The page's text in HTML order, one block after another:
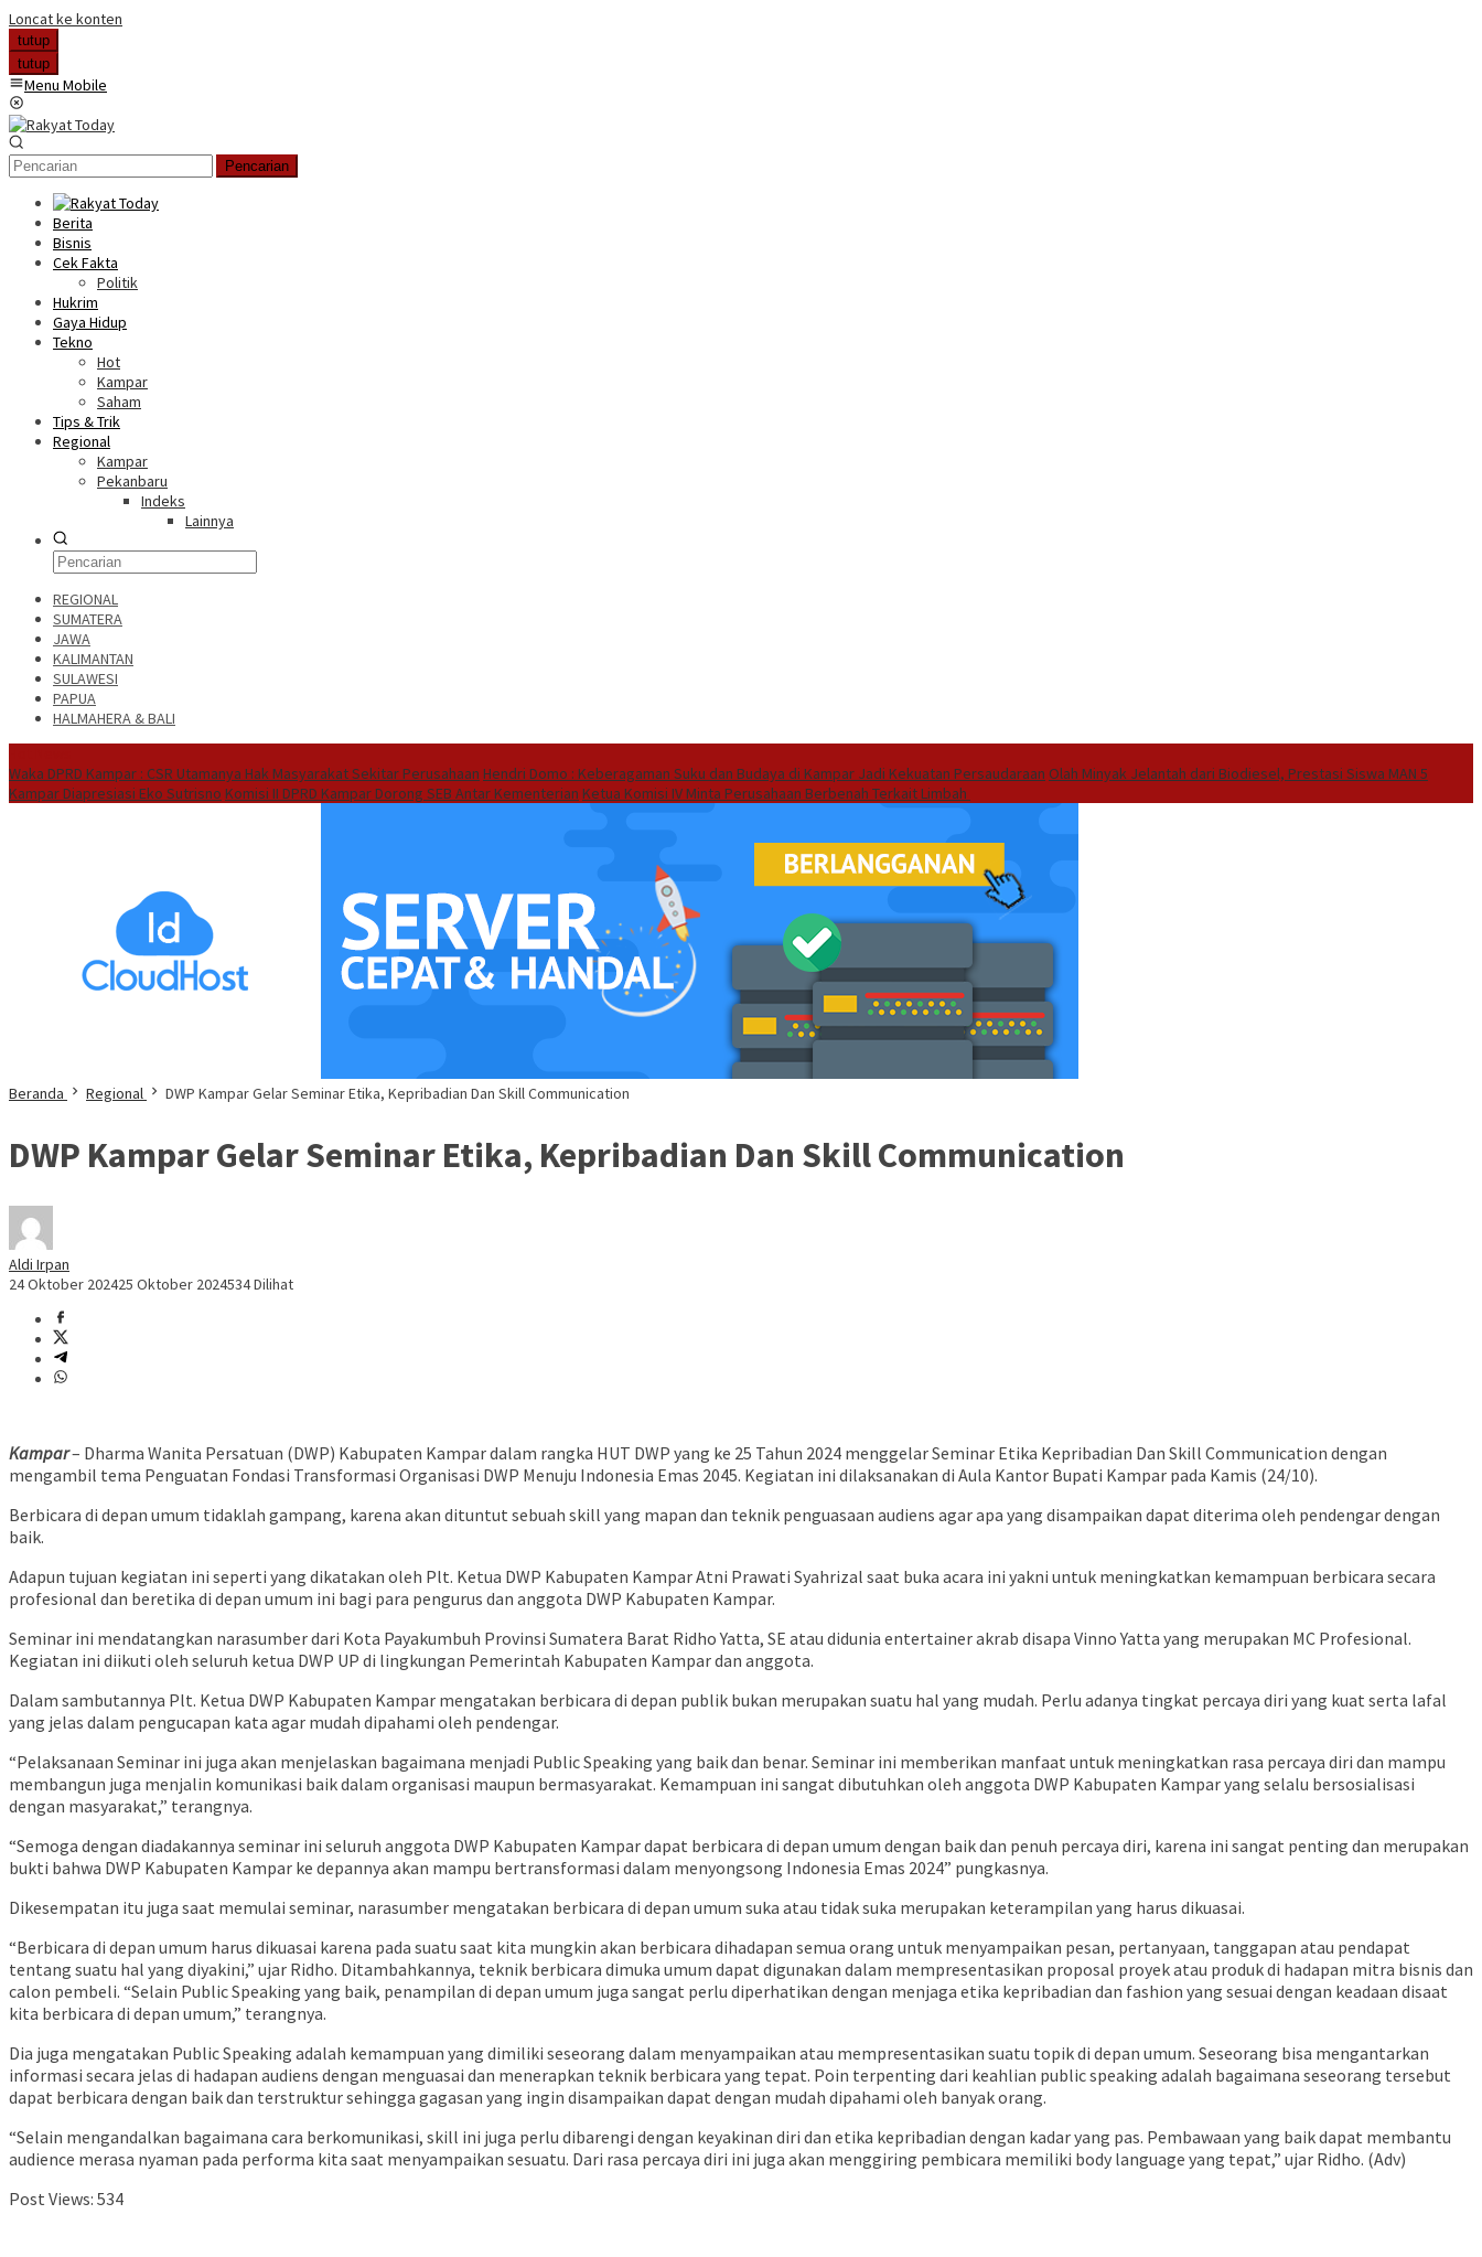
Loncat ke konten
tutup
tutup
Menu Mobile
Pencarian
Berita
Bisnis
Cek Fakta
Politik
Hukrim
Gaya Hidup
Tekno
Hot
Kampar
Saham
Tips & Trik
Regional
Kampar
Pekanbaru
Indeks
Lainnya
REGIONAL
SUMATERA
JAWA
KALIMANTAN
SULAWESI
PAPUA
HALMAHERA & BALI
Waka DPRD Kampar : CSR Utamanya Hak Masyarakat Sekitar Perusahaan Hendri Domo : Keberagaman Suku dan Budaya di Kampar Jadi Kekuatan Persaudaraan Olah Minyak Jelantah dari Biodiesel, Prestasi Siswa MAN 5
Kampar Diapresiasi Eko Sutrisno Komisi II DPRD Kampar Dorong SEB Antar Kementerian Ketua Komisi IV Minta Perusahaan Berbenah Terkait Limbah
Beranda Regional DWP Kampar Gelar Seminar Etika, Kepribadian Dan Skill Communication
DWP Kampar Gelar Seminar Etika, Kepribadian Dan Skill Communication
Aldi Irpan
24 Oktober 202425 Oktober 2024534 Dilihat
Kampar– Dharma Wanita Persatuan (DWP) Kabupaten Kampar dalam rangka HUT DWP yang ke 25 Tahun 2024 menggelar Seminar Etika Kepribadian Dan Skill Communication dengan
mengambil tema Penguatan Fondasi Transformasi Organisasi DWP Menuju Indonesia Emas 2045. Kegiatan ini dilaksanakan di Aula Kantor Bupati Kampar pada Kamis (24/10).
Berbicara di depan umum tidaklah gampang, karena akan dituntut sebuah skill yang mapan dan teknik penguasaan audiens agar apa yang disampaikan dapat diterima oleh pendengar dengan
baik.
Adapun tujuan kegiatan ini seperti yang dikatakan oleh Plt. Ketua DWP Kabupaten Kampar Atni Prawati Syahrizal saat buka acara ini yakni untuk meningkatkan kemampuan berbicara secara
profesional dan beretika di depan umum ini bagi para pengurus dan anggota DWP Kabupaten Kampar.
Seminar ini mendatangkan narasumber dari Kota Payakumbuh Provinsi Sumatera Barat Ridho Yatta, SE atau didunia entertainer akrab disapa Vinno Yatta yang merupakan MC Profesional.
Kegiatan ini diikuti oleh seluruh ketua DWP UP di lingkungan Pemerintah Kabupaten Kampar dan anggota.
Dalam sambutannya Plt. Ketua DWP Kabupaten Kampar mengatakan berbicara di depan publik bukan merupakan suatu hal yang mudah. Perlu adanya tingkat percaya diri yang kuat serta lafal
yang jelas dalam pengucapan kata agar mudah dipahami oleh pendengar.
“Pelaksanaan Seminar ini juga akan menjelaskan bagaimana menjadi Public Speaking yang baik dan benar. Seminar ini memberikan manfaat untuk meningkatkan rasa percaya diri dan mampu
membangun juga menjalin komunikasi baik dalam organisasi maupun bermasyarakat. Kemampuan ini sangat dibutuhkan oleh anggota DWP Kabupaten Kampar yang selalu bersosialisasi
dengan masyarakat,” terangnya.
“Semoga dengan diadakannya seminar ini seluruh anggota DWP Kabupaten Kampar dapat berbicara di depan umum dengan baik dan penuh percaya diri, karena ini sangat penting dan merupakan
bukti bahwa DWP Kabupaten Kampar ke depannya akan mampu bertransformasi dalam menyongsong Indonesia Emas 2024” pungkasnya.
Dikesempatan itu juga saat memulai seminar, narasumber mengatakan berbicara di depan umum suka atau tidak suka merupakan keterampilan yang harus dikuasai.
“Berbicara di depan umum harus dikuasai karena pada suatu saat kita mungkin akan berbicara dihadapan semua orang untuk menyampaikan pesan, pertanyaan, tanggapan atau pendapat
tentang suatu hal yang diyakini,” ujar Ridho. Ditambahkannya, teknik berbicara dimuka umum dapat digunakan dalam mempresentasikan proposal proyek atau produk di hadapan mitra bisnis dan
calon pembeli. “Selain Public Speaking yang baik, penampilan di depan umum juga sangat perlu diperhatikan dengan menjaga etika kepribadian dan fashion yang sesuai dengan keadaan disaat
kita berbicara di depan umum,” terangnya.
Dia juga mengatakan Public Speaking adalah kemampuan yang dimiliki seseorang dalam menyampaikan atau mempresentasikan suatu topik di depan umum. Seseorang bisa mengantarkan
informasi secara jelas di hadapan audiens dengan menguasai dan menerapkan teknik berbicara yang tepat. Poin terpenting dari keahlian public speaking adalah bagaimana seseorang tersebut
dapat berbicara dengan baik dan terstruktur sehingga gagasan yang ingin disampaikan dapat dengan mudah dipahami oleh banyak orang.
“Selain mengandalkan bagaimana cara berkomunikasi, skill ini juga perlu dibarengi dengan keyakinan diri dan etika kepribadian dengan kadar yang pas. Pembawaan yang baik dapat membantu
audience merasa nyaman pada performa kita saat menyampaikan sesuatu. Dari rasa percaya diri ini juga akan menggiring pembicara memiliki body language yang tepat,” ujar Ridho. (Adv)
Post Views: 534